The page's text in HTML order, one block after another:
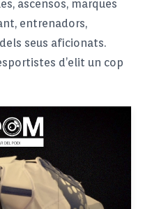
ascensos, marques
entrenadors,
seus aficionats.
d’elit un cop